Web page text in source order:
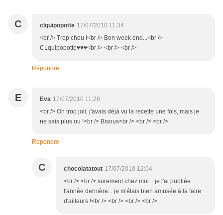
C clquipopotte 17/07/2010 11:34
<br /> Trop chou !<br /> Bon week end...<br />
CLquipopotte♥♥♥<br /> <br /> <br />
Répondre
E Eva 17/07/2010 11:28
<br /> Oh trop joli, j'avais déjà vu la recette une fois, mais je
ne sais plus ou !<br /> Bisous<br /> <br /> <br />
Répondre
C chocolatatout 17/07/2010 12:04
<br /> <br /> surement chez moi... je l'ai publiée
l'année dernière... je m'étais bien amusée à la faire
d'ailleurs !<br /> <br /> <br /> <br />